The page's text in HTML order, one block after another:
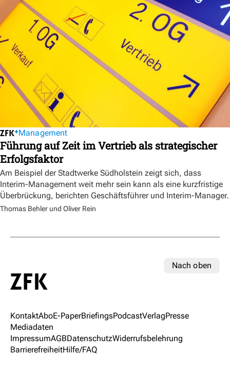
Management
Führung auf Zeit im Vertrieb als strategischer
Erfolgsfaktor
Am Beispiel der Stadtwerke Südholstein zeigt sich, dass
Interim-Management weit mehr sein kann als eine kurzfristige
Überbrückung, berichten Geschäftsführer und Interim-Manager.
Thomas Behler und Oliver Rein
Nach oben
KontaktAboE-PaperBriefingsPodcastVerlagPresse
Mediadaten
ImpressumAGBDatenschutzWiderrufsbelehrung
BarrierefreiheitHilfe/FAQ